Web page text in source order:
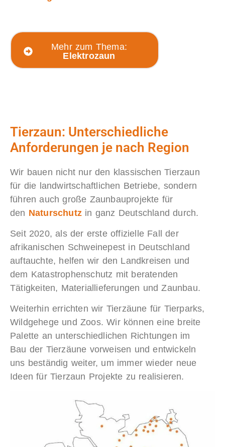
Mehr zum Thema:
Elektrozaun
Tierzaun: Unterschiedliche
Anforderungen je nach Region
Wir bauen nicht nur den klassischen Tierzaun
für die landwirtschaftlichen Betriebe, sondern
führen auch große Zaunbauprojekte für
den Naturschutz in ganz Deutschland durch.
Seit 2020, als der erste offizielle Fall der
afrikanischen Schweinepest in Deutschland
auftauchte, helfen wir den Landkreisen und
dem Katastrophenschutz mit beratenden
Tätigkeiten, Materiallieferungen und Zaunbau.
Weiterhin errichten wir Tierzäune für Tierparks,
Wildgehege und Zoos. Wir können eine breite
Palette an unterschiedlichen Richtungen im
Bau der Tierzäune vorweisen und entwickeln
uns beständig weiter, um immer wieder neue
Ideen für Tierzaun Projekte zu realisieren.